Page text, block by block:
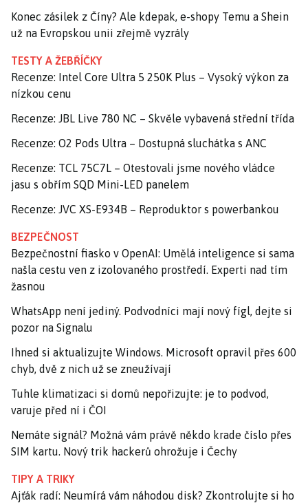
Konec zásilek z Číny? Ale kdepak, e-shopy Temu a Shein
už na Evropskou unii zřejmě vyzrály
TESTY A ŽEBŘÍČKY
Recenze: Intel Core Ultra 5 250K Plus – Vysoký výkon za
nízkou cenu
Recenze: JBL Live 780 NC – Skvěle vybavená střední třída
Recenze: O2 Pods Ultra – Dostupná sluchátka s ANC
Recenze: TCL 75C7L – Otestovali jsme nového vládce
jasu s obřím SQD Mini-LED panelem
Recenze: JVC XS-E934B – Reproduktor s powerbankou
BEZPEČNOST
Bezpečnostní fiasko v OpenAI: Umělá inteligence si sama
našla cestu ven z izolovaného prostředí. Experti nad tím
žasnou
WhatsApp není jediný. Podvodníci mají nový fígl, dejte si
pozor na Signalu
Ihned si aktualizujte Windows. Microsoft opravil přes 600
chyb, dvě z nich už se zneužívají
Tuhle klimatizaci si domů nepořizujte: je to podvod,
varuje před ní i ČOI
Nemáte signál? Možná vám právě někdo krade číslo přes
SIM kartu. Nový trik hackerů ohrožuje i Čechy
TIPY A TRIKY
Ajťák radí: Neumírá vám náhodou disk? Zkontrolujte si ho